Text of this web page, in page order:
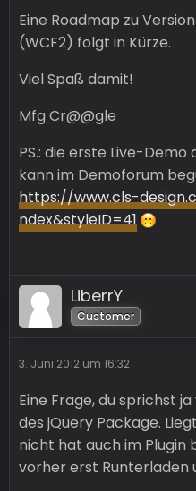
Eine Roadmap zu Version
(WCF2) folgt in Kürze.
Viel Spaß damit!
Mfg Cr@@gle
PS.: die erste Live-Demo
kann im Demoforum
https://www.cls-
ndex&styleID=41
LiberrY
Customer
3. Juni 2012 um 16:32
Eine Frage, du sprichst
des jQuery Package.
nicht hat auch im Plugin
vorher erst Runterladen